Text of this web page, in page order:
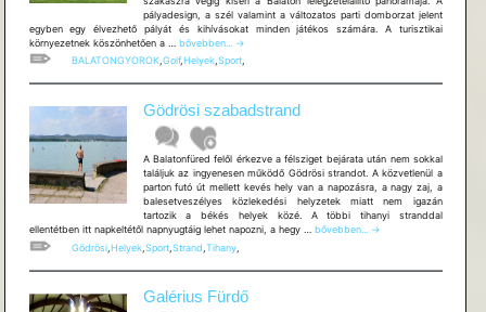
pályadesign, a szél valamint a változatos parti domborzat jelent
egyben egy élvezhető pályát és kihívásokat minden játékos számára. A turisztikai
környezetnek köszönhetően a … Golfclub
Imperial
bővebben...
→
BALATONGYOROK,Golf,Helyek,Sport,
Gödrösi szabadstrand
A Balatonfüred felől érkezve a félsziget bejárata után nem sokkal
találjuk az ingyenesen működő Gödrösi strandot. A közvetlenül a
parton futó út mellett kevés hely van a napozásra, a nagy zaj, a
balesetveszélyes közlekedési helyzetek miatt nem igazán
tartozik a békés helyek közé. A többi tihanyi stranddal
ellentétben itt napkeltétől napnyugtáig lehet napozni, a hegy … Gödrösi
bővebben...
→
Gödrösi, Helyek, Sport, Strand Tihany,
Galérius Fürdő